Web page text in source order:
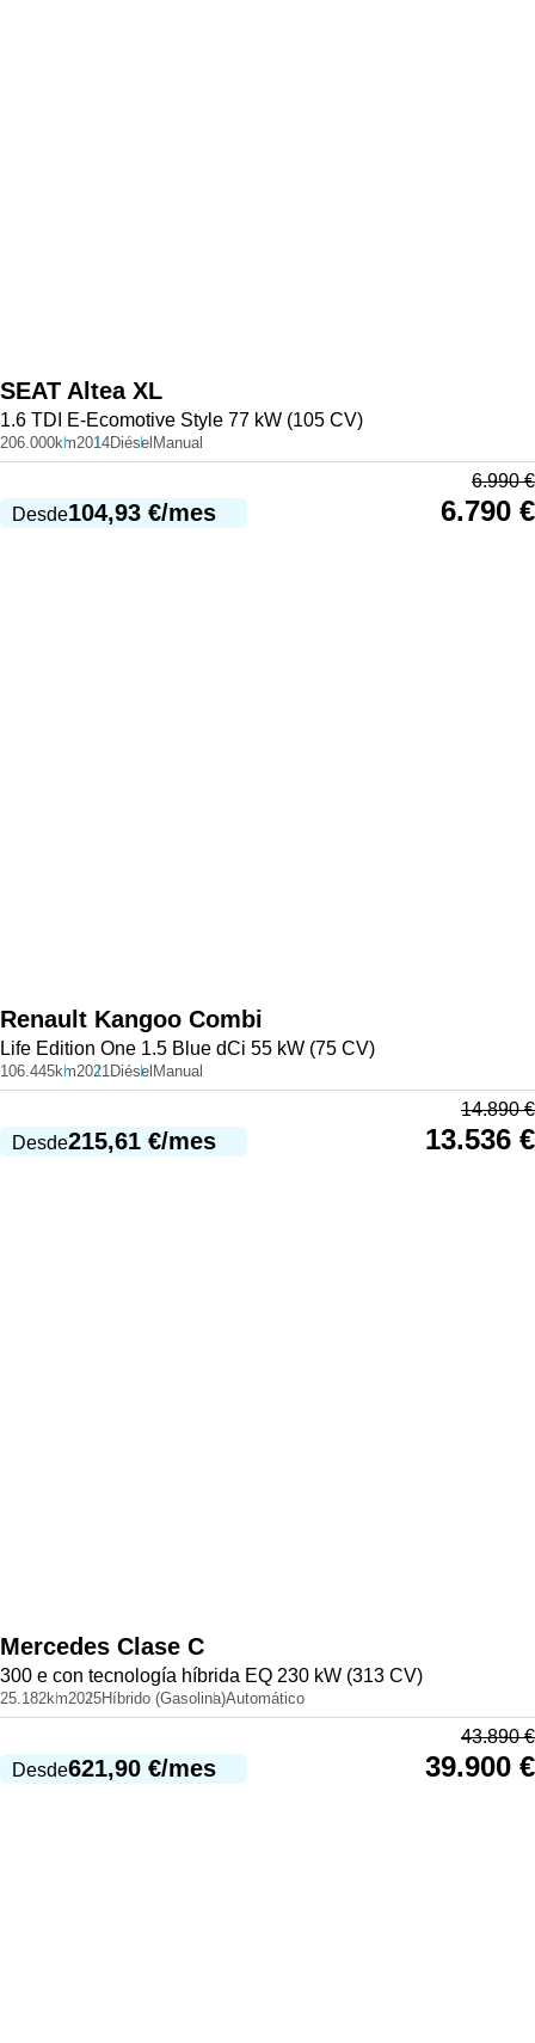
SEAT Altea XL
1.6 TDI E-Ecomotive Style 77 kW (105 CV)
206.000km2014Diésel Manual
Desde104,93 €/mes
6.990€
6.790 €
Renault Kangoo Combi
Life Edition One 1.5 Blue dCi 55 kW (75 CV)
106.445km2021 DiéselManual
Desde215,61 €/mes
14.890€
13.536 €
Mercedes Clase C
300 e con tecnología híbrida EQ 230 kW (313 CV)
25.182km2025Híbrido (Gasolina)Automático
Desde621,90 €/mes
43.890€
39.900 €